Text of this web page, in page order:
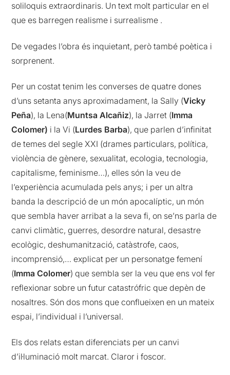
soliloquis extraordinaris. Un text molt particular en el
que es barregen realisme i surrealisme .
De vegades l’obra és inquietant, però també poètica i
sorprenent.
Per un costat tenim les converses de quatre dones
d’uns setanta anys aproximadament, la Sally (Vicky
Peña), la Lena(Muntsa Alcañiz), la Jarret (Imma
Colomer) i la Vi (Lurdes Barba), que parlen d’infinitat
de temes del segle XXI (drames particulars, política,
violència de gènere, sexualitat, ecologia, tecnologia,
capitalisme, feminisme…), elles són la veu de
l’experiència acumulada pels anys; i per un altra
banda la descripció de un món apocalíptic, un món
que sembla haver arribat a la seva fi, on se’ns parla de
canvi climàtic, guerres, desordre natural, desastre
ecològic, deshumanització, catàstrofe, caos,
incomprensió,… explicat per un personatge femení
(Imma Colomer) que sembla ser la veu que ens vol fer
reflexionar sobre un futur catastrófric que depèn de
nosaltres. Són dos mons que conflueixen en un mateix
espai, l’individual i l’universal.
Els dos relats estan diferenciats per un canvi
d’il·luminació molt marcat. Claror i foscor.